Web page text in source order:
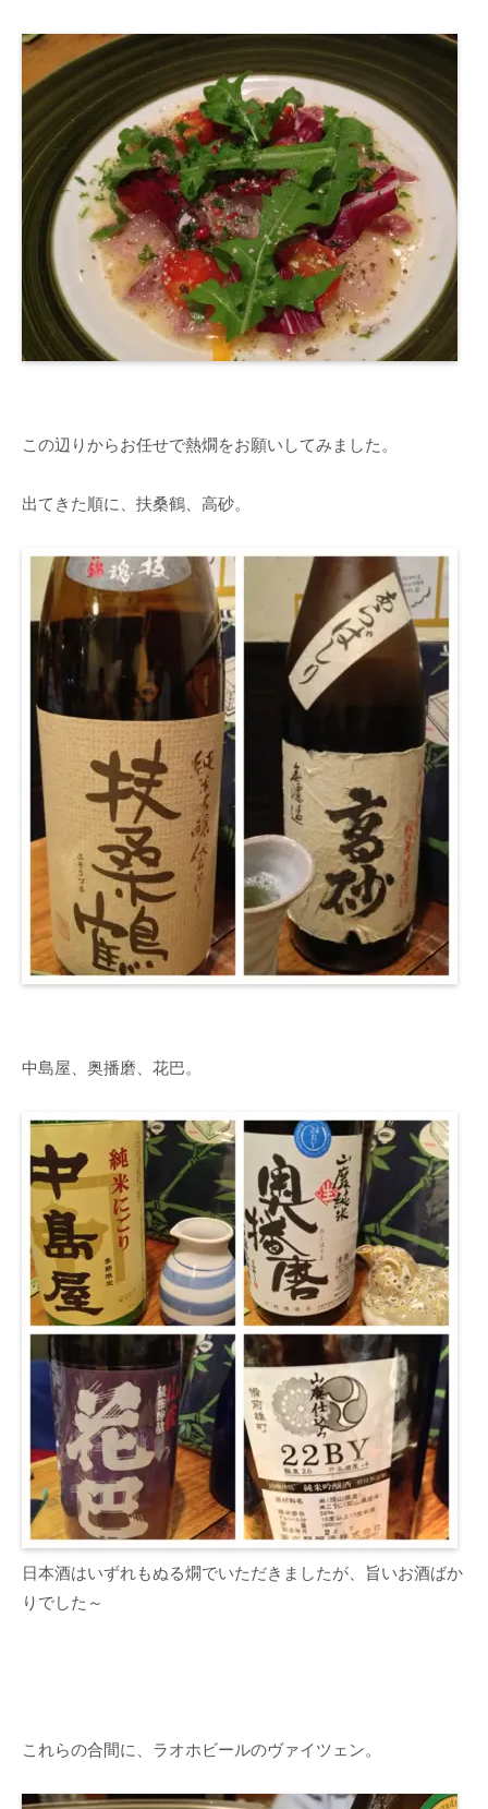
この辺りからお任せで熱燗をお願いしてみました。
出てきた順に、扶桑鶴、高砂。
中島屋、奥播磨、花巴。
日本酒はいずれもぬる燗でいただきましたが、旨いお酒ばか
りでした～
これらの合間に、ラオホビールのヴァイツェン。